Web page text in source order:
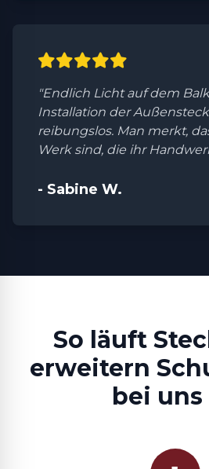
"Endlich Licht auf dem
Installation der
reibungslos. Man merkt,
Werk sind, die ihr
- Sabine W.
So läuft
erweitern
bei uns